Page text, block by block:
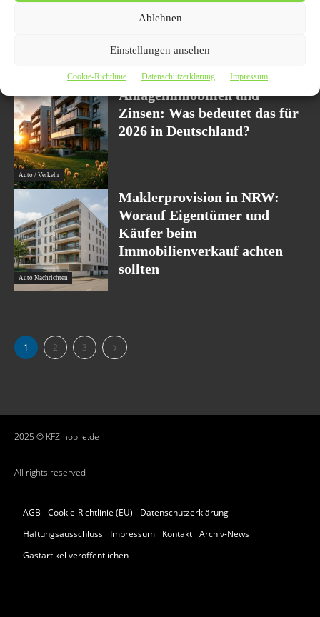
Ablehnen
Einstellungen ansehen
Cookie-Richtlinie Datenschutzerklärung Impressum
regionalen Markt genau
Auto / Verkehr
Anlageimmobilien und
Zinsen: Was bedeutet das für
2026 in Deutschland?
Auto Nachrichten
Maklerprovision in NRW:
Worauf Eigentümer und
Käufer beim
Immobilienverkauf achten
sollten
1 2 3
2025 © KFZmobile.de |
All rights reserved
AGB Cookie-Richtlinie (EU)
Datenschutzerklärung
Haftungsausschluss
Impressum Kontakt Archiv-News
Gastartikel veröffentlichen